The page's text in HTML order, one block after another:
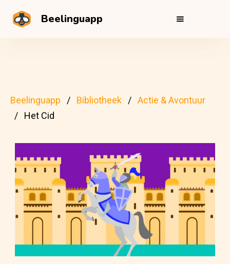
Beelinguapp
Beelinguapp Bibliotheek
Actie & Avontuur
Het Cid